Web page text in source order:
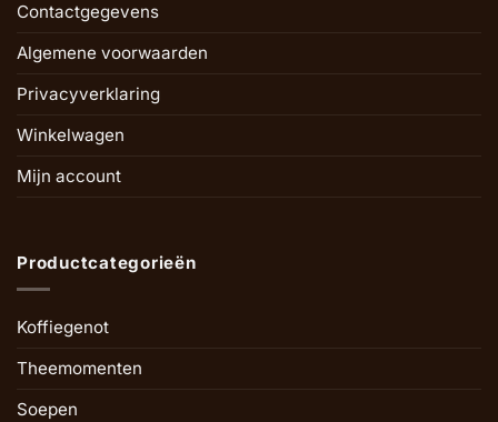
Contactgegevens
Algemene voorwaarden
Privacyverklaring
Winkelwagen
Mijn account
Productcategorieën
Koffiegenot
Theemomenten
Soepen